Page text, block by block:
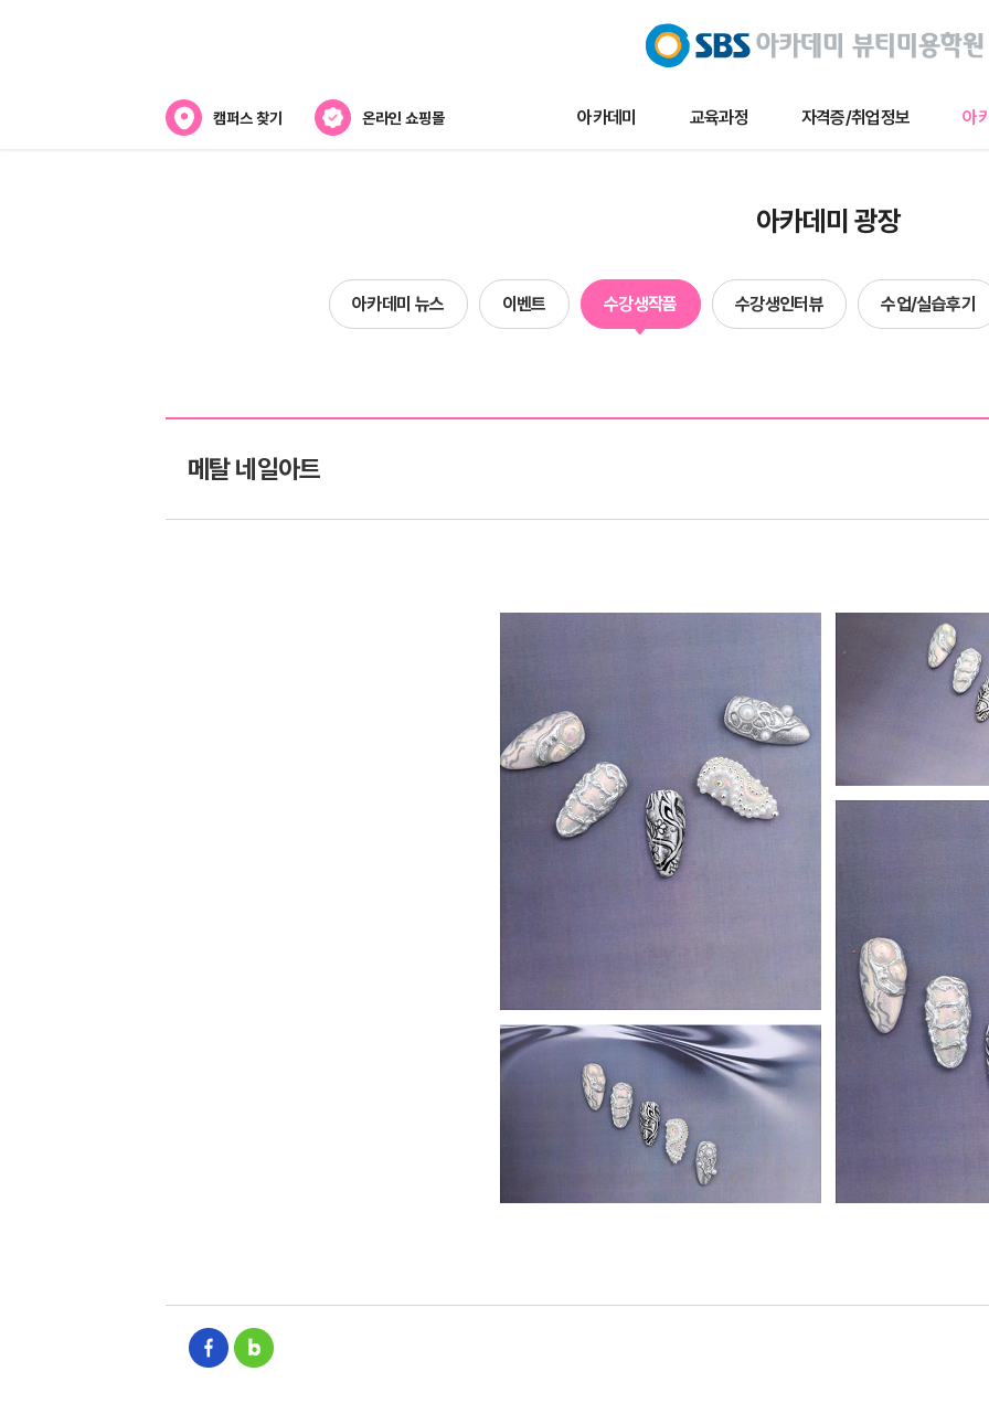
캠퍼스 찾기 온라인 쇼핑몰 아카데미 교육과정 자격증/취업정보 아
캠퍼스위치
네일아트
헤어
채용/취업정보
자격증정보
자료실
이벤트
수강생작
아카데미 광장
아카데미 뉴스 이벤트 수강생작품 수강생인터뷰 수업/실습후기
메탈 네일아트